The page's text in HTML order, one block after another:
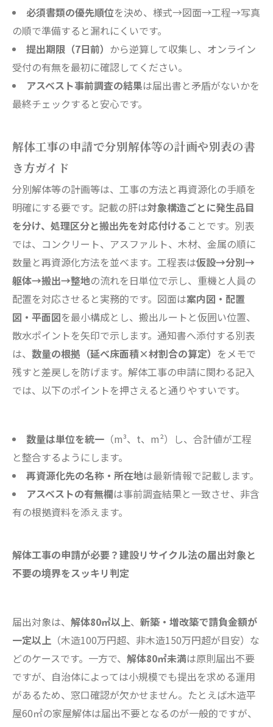
必須書類の優先順位を決め、様式→図面→工程→写真
の順で準備すると漏れにくいです。
提出期限（7日前） から逆算して収集し、オンライン
受付の有無を最初に確認してください。
アスベスト事前調査の結果は届出書と矛盾がないかを
最終チェックすると安心です。
解体工事の申請で分別解体等の計画や別表の書
き方ガイド
分別解体等の計画等は、工事の方法と再資源化の手順を
明確にする要です。記載の肝は対象構造ごとに発生品目
を分け、処理区分と搬出先を対応付ける ことです。別表
では、コンクリート、アスファルト、木材、金属の順に
数量と再資源化方法を並べます。工程表は仮設→分別→
躯体→搬出→整地の流れを日単位で示し、重機と人員の
配置を対応させると実務的です。図面は案内図・配置
図・平面図を最小構成とし、搬出ルートと仮囲い位置、
散水ポイントを矢印で示します。通知書へ添付する別表
は、 数量の根拠（延べ床面積×材割合の算定） をメモで
残すと差戻しを防げます。解体工事の申請に関わる記入
では、以下のポイントを押さえると通りやすいです。
数量は単位を統一（m³、t、m²）し、合計値が工程
と整合するようにします。
再資源化先の名称・所在地は最新情報で記載します。
アスベストの有無欄は事前調査結果と一致させ、非含
有の根拠資料を添えます。
解体工事の申請が必要？建設リサイクル法の届出対象と
不要の境界をスッキリ判定
届出対象は、 解体80㎡以上、 新築・増改築で請負金額が
一定以上 （木造100万円超、非木造150万円超が目安）な
どのケースです。一方で、 解体80㎡未満は原則届出不要
ですが、自治体によっては小規模でも提出を求める運用
があるため、窓口確認が欠かせません。たとえば木造平
屋60㎡の家屋解体は届出不要となるのが一般的ですが、